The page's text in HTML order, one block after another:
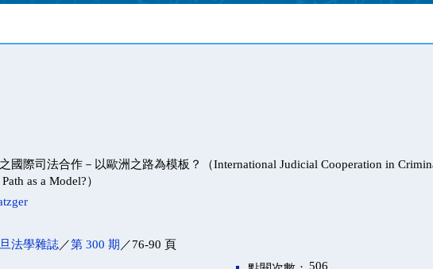
國際司法合作－以歐洲之路為模板？（International Judicial Cooperation in
as a Model?）
法學雜誌／第 300 期 ／76-90 頁
506